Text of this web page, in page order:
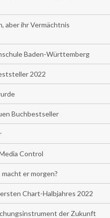
aber ihr Vermächtnis
Baden-Württemberg
2022
Buchbestseller
Control
er morgen?
Chart-Halbjahres 2022
der Zukunft